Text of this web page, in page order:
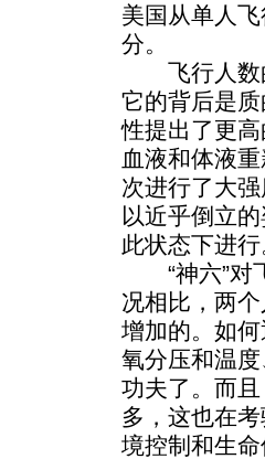
美国从单人
分。
飞行人数的
它的背后是
性提出了更
血液和体液
次进行了大
以近乎倒立
此状态下进
“神六”对飞
况相比，两
增加的。如
氧分压和温
功夫了。而
多，这也在
境控制和生